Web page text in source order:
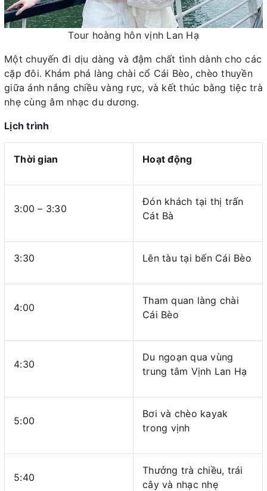
Tour hoàng hôn vịnh Lan Hạ
Một chuyến đi dịu dàng và đậm chất tình dành cho các
cặp đôi. Khám phá làng chài cổ Cái Bèo, chèo thuyền
giữa ánh nắng chiều vàng rực, và kết thúc bằng tiệc trà
nhẹ cùng âm nhạc du dương.
Lịch trình
Thời gian Hoạt động
3:00 – 3:30
Đón khách tại thị trấn
Cát Bà
3:30 Lên tàu tại bến Cái Bèo
4:00
Tham quan làng chài
Cái Bèo
4:30
Du ngoạn qua vùng
trung tâm Vịnh Lan Hạ
5:00
Bơi và chèo kayak
trong vịnh
5:40
Thưởng trà chiều, trái
cây và nhạc nhẹ